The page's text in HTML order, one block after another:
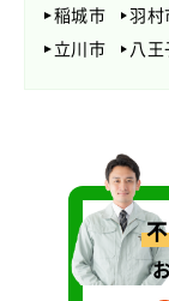
稲城市
羽村
立川市
八